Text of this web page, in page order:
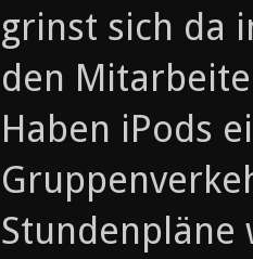
grinst sich da
den
Haben iPods
Stundenpläne